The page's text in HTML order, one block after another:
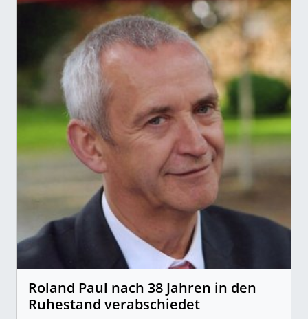
Roland Paul nach 38 Jahren in den
Ruhestand verabschiedet